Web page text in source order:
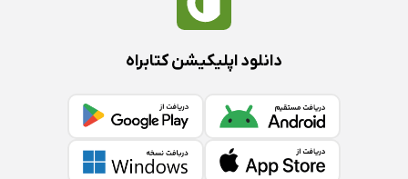
دانلود اپلیکیشن کتابراه